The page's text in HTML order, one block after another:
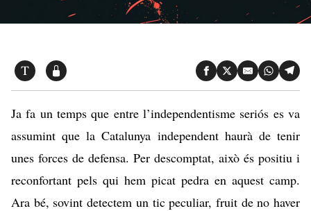
Ja fa un temps que entre l’independentisme seriós es va
assumint que la Catalunya independent haurà de tenir
unes forces de defensa. Per descomptat, això és positiu i
reconfortant pels qui hem picat pedra en aquest camp.
Ara bé, sovint detectem un tic peculiar, fruit de no haver